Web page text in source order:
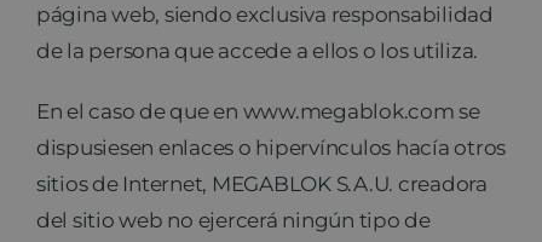
página web, siendo exclusiva responsabilidad
de la persona que accede a ellos o los utiliza.
En el caso de que en www.megablok.com se
dispusiesen enlaces o hipervínculos hacía otros
sitios de Internet, MEGABLOK S.A.U. creadora
del sitio web no ejercerá ningún tipo de